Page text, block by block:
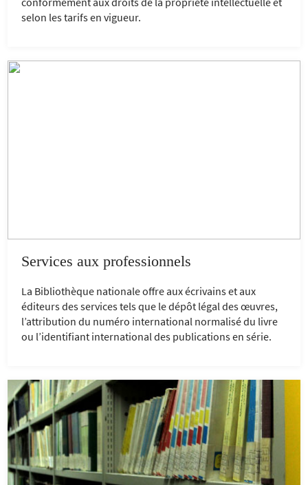
selon les tarifs en vigueur.
Services aux professionnels
La Bibliothèque nationale offre aux écrivains et aux
éditeurs des services tels que le dépôt légal des œuvres,
l’attribution du numéro international normalisé du livre
ou l’identifiant international des publications en série.